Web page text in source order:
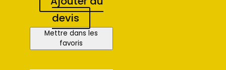
devis
Mettre dans les
favoris